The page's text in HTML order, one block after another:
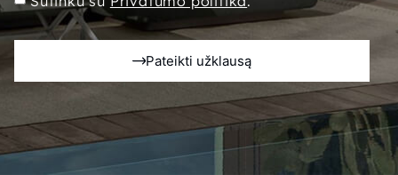
Pateikti užklausą